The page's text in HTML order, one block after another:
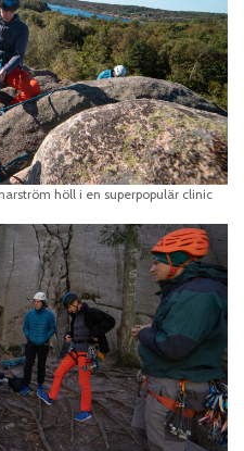
höll i en superpopulär clinic